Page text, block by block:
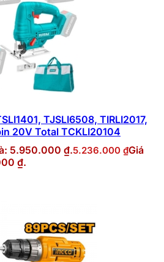
TJSLI6508, TIRLI2017,
20V Total TCKLI20104
5.950.000 ₫.5.236.000 ₫Giá
₫.